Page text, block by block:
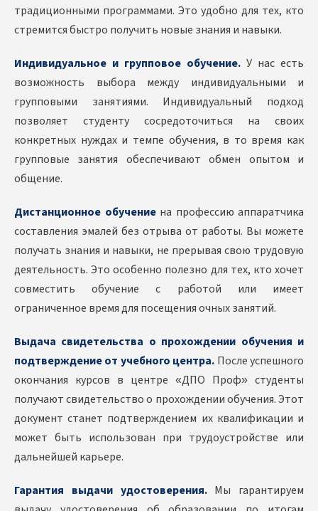
традиционными программами. Это удобно для тех, кто
стремится быстро получить новые знания и навыки.
Индивидуальное и групповое обучение. У нас есть
возможность выбора между индивидуальными и
групповыми занятиями. Индивидуальный подход
позволяет студенту сосредоточиться на своих
конкретных нуждах и темпе обучения, в то время как
групповые занятия обеспечивают обмен опытом и
общение.
Дистанционное обучениена профессию аппаратчика
составления эмалей без отрыва от работы. Вы можете
получать знания и навыки, не прерывая свою трудовую
деятельность. Это особенно полезно для тех, кто хочет
совместить обучение с работой или имеет
ограниченное время для посещения очных занятий.
Выдача свидетельства о прохождении обучения и
подтверждение от учебного центра. После успешного
окончания курсов в центре «ДПО Проф» студенты
получают свидетельство о прохождении обучения. Этот
документ станет подтверждением их квалификации и
может быть использован при трудоустройстве или
дальнейшей карьере.
Гарантия выдачи удостоверения.Мы гарантируем